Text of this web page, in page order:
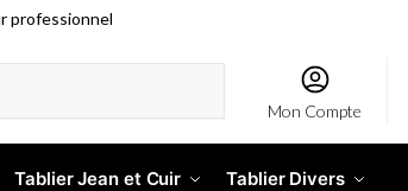
professionnel
Mon Compte
Tablier Jean et Cuir Tablier Divers